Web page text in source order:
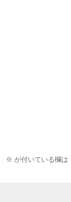
※ が付いている欄は